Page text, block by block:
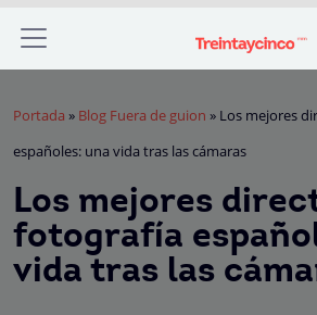
Portada » Blog Fuera de guion » Los mejores
españoles: una vida tras las cámaras
Los mejores
fotografía
vida tras las